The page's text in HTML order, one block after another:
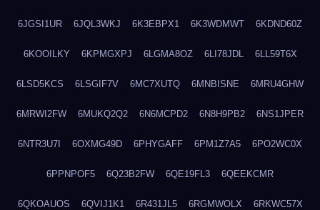
6JGSI1UR 6JQL3WKJ 6K3EBPX1 6K3WDMWT 6KDND60Z
6KOOILKY 6KPMGXPJ 6LGMA8OZ 6LI78JDL 6LL59T6X
6LSD5KCS 6LSGIF7V 6MC7XUTQ 6MNBISNE 6MRU4GHW
6MRWI2FW 6MUKQ2Q2 6N6MCPD2 6N8H9PB2 6NS1JPER
6NTR3U7I 6OXMG49D 6PHYGAFF 6PM1Z7A5 6PO2WC0X
6PPNPOF5 6Q23B2FW 6QE19FL3 6QEEKCMR
6QKOAUOS 6QVIJ1K1 6R431JL5 6RGMWOLX 6RKWC57X